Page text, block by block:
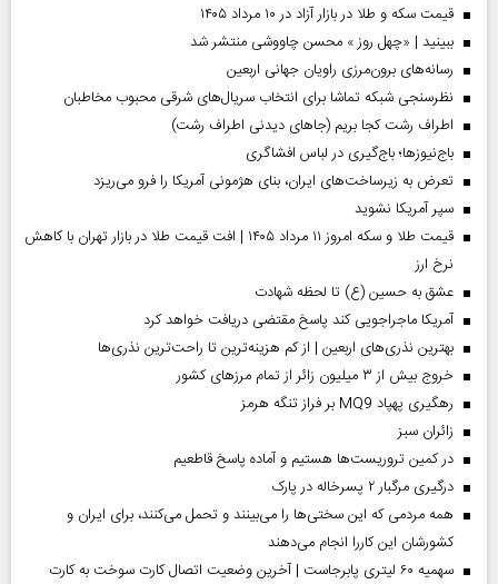
قیمت سکه و طلا در بازار آزاد در ۱۰ مرداد ۱۴۰۵
ببینید | «چهل روز » محسن چاووشی منتشر شد
رسانه‌های برون‌مرزی راویان جهانی اربعین
نظرسنجی شبکه تماشا برای انتخاب سریال‌های شرقی محبوب مخاطبان
اطراف رشت کجا بریم (جاهای دیدنی اطراف رشت)
باج‌نیوزها؛ باج‌گیری در لباس افشاگری
تعرض به زیرساخت‌های ایران، بنای هژمونی آمریکا را فرو می‌ریزد
سپر آمریکا نشوید
قیمت طلا و سکه امروز ۱۱ مرداد ۱۴۰۵ | افت قیمت طلا در بازار تهران با کاهش
نرخ ارز
عشق به حسین (ع) تا لحظه شهادت
آمریکا ماجراجویی کند پاسخ مقتضی دریافت خواهد کرد
بهترین نذری‌های اربعین | از کم هزینه‌ترین تا راحت‌ترین نذری‌ها
خروج بیش از ۳ میلیون زائر از تمام مرز‌های کشور
رهگیری پهپاد MQ9 بر فراز تنگه هرمز
‌زائران سبز
در کمین تروریست‌ها هستیم و آماده پاسخ قاطعیم
درگیری مرگبار ۲ پسرخاله در پارک
همه مردمی که این سختی‌ها را می‌بینند و تحمل می‌کنند، برای ایران و
کشورشان این کاررا انجام می‌دهند
سهمیه ۶۰ لیتری پابرجاست | آخرین وضعیت اتصال کارت سوخت به کارت